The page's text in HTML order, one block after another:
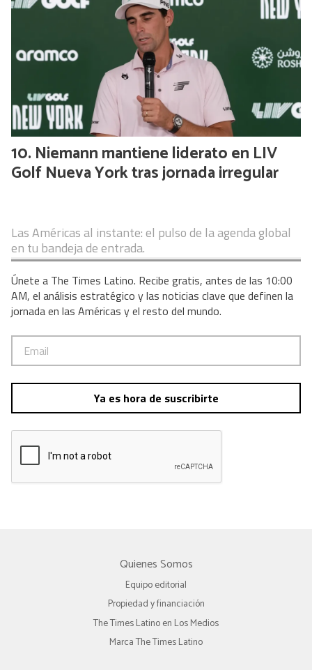
Niemann mantiene liderato en LIV
Golf Nueva York tras jornada irregular
Las Américas al instante: el pulso de la agenda global
en tu bandeja de entrada.
Únete a The Times Latino. Recibe gratis, antes de las 10:00
AM, el análisis estratégico y las noticias clave que definen la
jornada en las Américas y el resto del mundo.
Ya es hora de suscribirte
Quienes Somos
Equipo editorial
Propiedad y financiación
The Times Latino en Los Medios
Marca The Times Latino